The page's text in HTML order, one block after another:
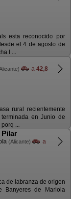
esta reconocido por
el 4 de agosto de
l ...
a 42,8
rural recientemente
en Junio de
...
Pilar
(Alicante)
a
de labranza de origen
Banyeres de Mariola